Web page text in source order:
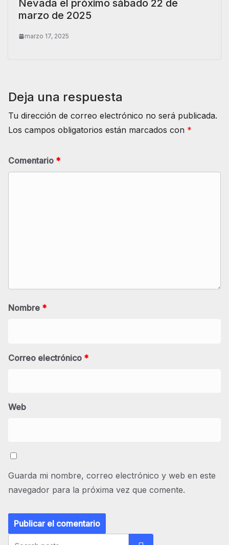
Nevada el próximo sábado 22 de
marzo de 2025
marzo 17, 2025
Deja una respuesta
Tu dirección de correo electrónico no será publicada.
Los campos obligatorios están marcados con *
Comentario *
Nombre *
Correo electrónico *
Web
Guarda mi nombre, correo electrónico y web en este
navegador para la próxima vez que comente.